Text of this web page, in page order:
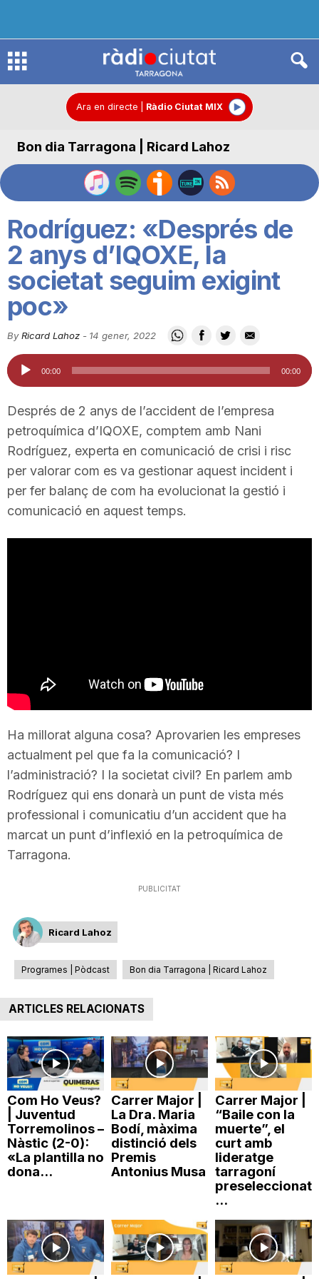
R
d
C
i
t
a
t
a
r
a
o
n
a
Ara en directe Ràdio Ciutat MIX
Bon dia Tarragona | Ricard Lahoz
Rodríguez: «Després de
2 anys d’IQOXE, la
societat seguim exigint
poc»
By Ricard Lahoz - 14 gener, 2022
Reproductor
d'àudio
00:00 00:00
Després de 2 anys de l’accident de l’empresa
petroquímica d’IQOXE, comptem amb Nani
Rodríguez, experta en comunicació de crisi i risc
per valorar com es va gestionar aquest incident i
per fer balanç de com ha evolucionat la gestió i
comunicació en aquest temps.
Ha millorat alguna cosa? Aprovarien les empreses
actualment pel que fa la comunicació? I
l’administració? I la societat civil? En parlem amb
Rodríguez qui ens donarà un punt de vista més
professional i comunicatiu d’un accident que ha
marcat un punt d’inflexió en la petroquímica de
Tarragona.
PUBLICITAT
Ricard Lahoz
Programes | Pòdcast Bon dia Tarragona | Ricard Lahoz
ARTICLES RELACIONATS
Com Ho Veus?
| Juventud
Torremolinos –
Nàstic (2-0):
«La plantilla no
dona...
Carrer Major |
La Dra. Maria
Bodí, màxima
distinció dels
Premis
Antonius Musa
Carrer Major |
“Baile con la
muerte”, el
curt amb
lideratge
tarragoní
preseleccionat
...